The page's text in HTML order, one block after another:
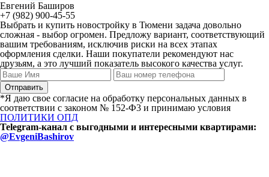
Евгений Баширов
+7 (982) 900-45-55
Выбрать и купить новостройку в Тюмени задача довольно
сложная - выбор огромен. Предложу вариант, соответствующий
вашим требованиям, исключив риски на всех этапах
оформления сделки. Наши покупатели рекомендуют нас
друзьям, а это лучший показатель высокого качества услуг.
*Я даю свое согласие на обработку персональных данных в
соответствии с законом № 152-Ф3 и принимаю условия
ПОЛИТИКИ ОПД
Telegram-канал с выгодными и интересными квартирами:
@EvgeniBashirov